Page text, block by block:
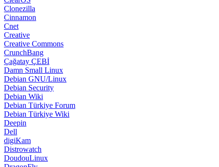
Clonezilla
Cinnamon
Cnet
Creative
Creative Commons
CrunchBang
Çağatay ÇEBİ
Damn Small Linux
Debian GNU/Linux
Debian Security
Debian Wiki
Debian Türkiye Forum
Debian Türkiye Wiki
Deepin
Dell
digiKam
Distrowatch
DoudouLinux